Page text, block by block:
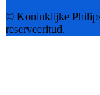
© Koninklijke
reserveeritud.